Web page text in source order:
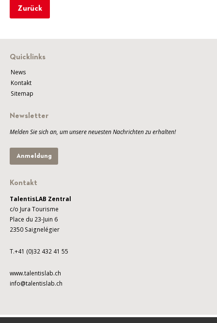
Zurück
Quicklinks
News
Kontakt
Sitemap
Newsletter
Melden Sie sich an, um unsere neuesten Nachrichten zu erhalten!
Anmeldung
Kontakt
TalentisLAB Zentral
c/o Jura Tourisme
Place du 23-Juin 6
2350 Saignelégier
T.+41 (0)32 432 41 55
www.talentislab.ch
info@talentislab.ch